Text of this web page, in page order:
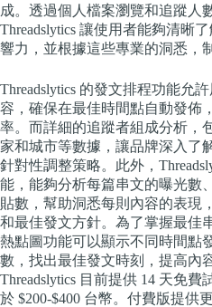
成。透過個人檔案瀏覽和追蹤人
Threadslytics 讓使用者能夠清晰
響力，並根據這些專業的洞悉，
Threadslytics 的發文排程功能允
容，確保在最佳時間點自動發佈
率。而詳細的追蹤者組成分析，
家和城市等數據，讓品牌深入了
針對性調整策略。此外，
能，能夠分析每篇串文的曝光數
貼數，幫助洞悉每則內容的表現
和最佳發文方針。為了掌握最佳
熱點圖功能可以顯示不同時間點
數，找出最佳發文時刻，提高內
Threadslytics 目前提供 14 天免
於 $200-$400 台幣。付費版提供